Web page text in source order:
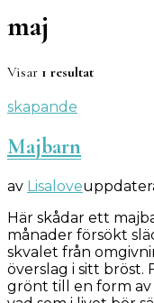
maj
Visar 1 resultat
skapande
Majbarn
av Lisalove
Här skådar ett
månader försökt
skvalet från
överslag i sitt bröst.
grönt till en form av